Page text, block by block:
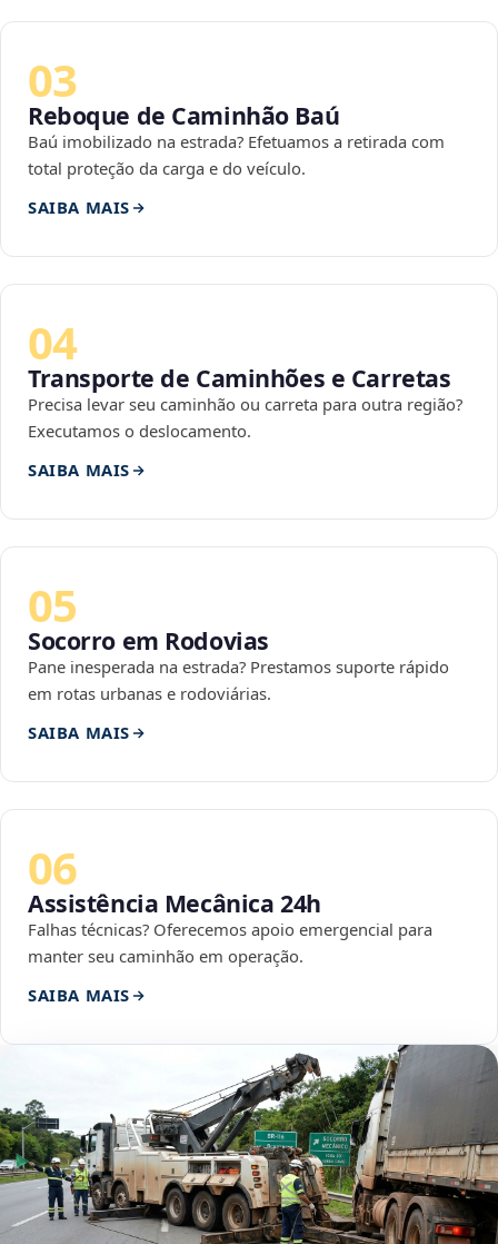
03
Reboque de Caminhão Baú
Baú imobilizado na estrada? Efetuamos a retirada com
total proteção da carga e do veículo.
SAIBA MAIS
04
Transporte de Caminhões e Carretas
Precisa levar seu caminhão ou carreta para outra região?
Executamos o deslocamento.
SAIBA MAIS
05
Socorro em Rodovias
Pane inesperada na estrada? Prestamos suporte rápido
em rotas urbanas e rodoviárias.
SAIBA MAIS
06
Assistência Mecânica 24h
Falhas técnicas? Oferecemos apoio emergencial para
manter seu caminhão em operação.
SAIBA MAIS